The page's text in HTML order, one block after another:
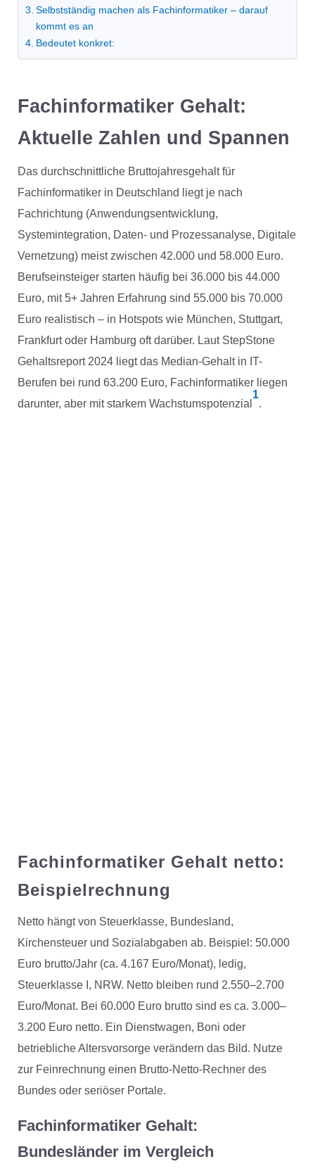
Selbstständig machen als Fachinformatiker – darauf
kommt es an
Bedeutet konkret:
Fachinformatiker Gehalt:
Aktuelle Zahlen und Spannen
Das durchschnittliche Bruttojahresgehalt für
Fachinformatiker in Deutschland liegt je nach
Fachrichtung (Anwendungsentwicklung,
Systemintegration, Daten- und Prozessanalyse, Digitale
Vernetzung) meist zwischen 42.000 und 58.000 Euro.
Berufseinsteiger starten häufig bei 36.000 bis 44.000
Euro, mit 5+ Jahren Erfahrung sind 55.000 bis 70.000
Euro realistisch – in Hotspots wie München, Stuttgart,
Frankfurt oder Hamburg oft darüber. Laut StepStone
Gehaltsreport 2024 liegt das Median-Gehalt in IT-
Berufen bei rund 63.200 Euro, Fachinformatiker liegen
darunter, aber mit starkem Wachstumspotenzial
1
.
Fachinformatiker Gehalt netto:
Beispielrechnung
Netto hängt von Steuerklasse, Bundesland,
Kirchensteuer und Sozialabgaben ab. Beispiel: 50.000
Euro brutto/Jahr (ca. 4.167 Euro/Monat), ledig,
Steuerklasse I, NRW. Netto bleiben rund 2.550–2.700
Euro/Monat. Bei 60.000 Euro brutto sind es ca. 3.000–
3.200 Euro netto. Ein Dienstwagen, Boni oder
betriebliche Altersvorsorge verändern das Bild. Nutze
zur Feinrechnung einen Brutto-Netto-Rechner des
Bundes oder seriöser Portale.
Fachinformatiker Gehalt:
Bundesländer im Vergleich